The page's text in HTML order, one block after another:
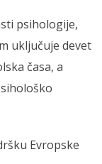
psihologije,
uključuje devet
časa, a
Evropske